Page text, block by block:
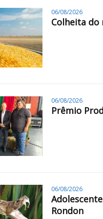
06/08/2026
Colheita do
06/08/2026
Prêmio
06/08/2026
Rondon